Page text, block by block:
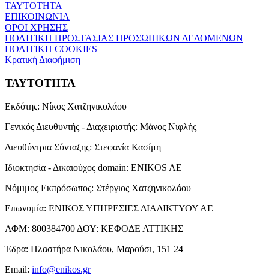
ΤΑΥΤΟΤΗΤΑ
ΕΠΙΚΟΙΝΩΝΙΑ
ΟΡΟΙ ΧΡΗΣΗΣ
ΠΟΛΙΤΙΚΗ ΠΡΟΣΤΑΣΙΑΣ ΠΡΟΣΩΠΙΚΩΝ ΔΕΔΟΜΕΝΩΝ
ΠΟΛΙΤΙΚΗ COOKIES
Κρατική Διαφήμιση
ΤΑΥΤΟΤΗΤΑ
Εκδότης: Νίκος Χατζηνικολάου
Γενικός Διευθυντής - Διαχειριστής: Μάνος Νιφλής
Διευθύντρια Σύνταξης: Στεφανία Κασίμη
Ιδιοκτησία - Δικαιούχος domain: ENIKOS AE
Νόμιμος Εκπρόσωπος: Στέργιος Χατζηνικολάου
Επωνυμία: ΕΝΙΚΟΣ ΥΠΗΡΕΣΙΕΣ ΔΙΑΔΙΚΤΥΟΥ ΑΕ
ΑΦΜ: 800384700 ΔΟΥ: ΚΕΦΟΔΕ ΑΤΤΙΚΗΣ
Έδρα: Πλαστήρα Νικολάου, Μαρούσι, 151 24
Email: info@enikos.gr